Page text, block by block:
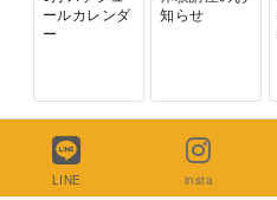
ールカレンダ
ー
知らせ
LINE insta